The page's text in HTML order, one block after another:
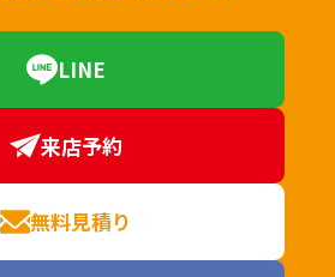
LINE
来店予約
無料見積り